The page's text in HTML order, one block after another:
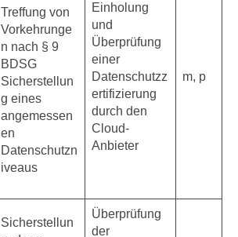
Treffung von
Vorkehrunge
n nach § 9
BDSG
Sicherstellun
g eines
angemessen
en
Datenschutzn
iveaus
Einholung
und
Überprüfung
einer
Datenschutzz
ertifizierung
durch den
Cloud-
Anbieter
m, p
Sicherstellun
Überprüfung
der